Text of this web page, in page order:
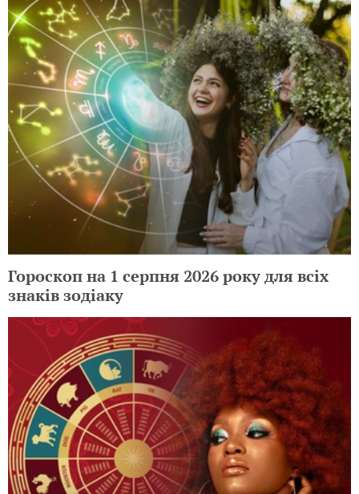
Гороскоп на 1 серпня 2026 року для всіх
знаків зодіаку